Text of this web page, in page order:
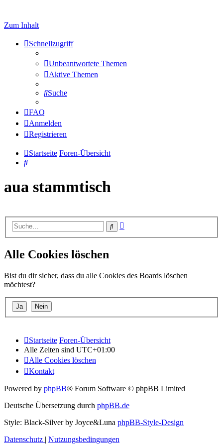
Zum Inhalt
Schnellzugriff
Unbeantwortete Themen
Aktive Themen
Suche
FAQ
Anmelden
Registrieren
Startseite Foren-Übersicht
Suche
aua stammtisch
Suche
Alle Cookies löschen
Bist du dir sicher, dass du alle Cookies des Boards löschen
möchtest?
Startseite Foren-Übersicht
Alle Zeiten sind UTC+01:00
Alle Cookies löschen
Kontakt
Powered by phpBB® Forum Software © phpBB Limited
Deutsche Übersetzung durch phpBB.de
Style: Black-Silver by Joyce&Luna phpBB-Style-Design
Datenschutz | Nutzungsbedingungen